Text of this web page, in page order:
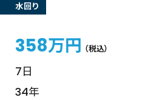
水回り
358万円 （税込）
7日
34年